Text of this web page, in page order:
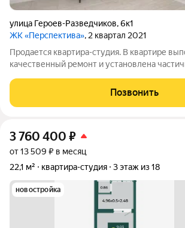
улица Героев-Разведчиков,6к1
ЖК «Перспектива», 2 квартал 2021
Продается квартира-студия. В квартире
качественный ремонт и установлена
сдачи в аренду. Очень популярная локация в
Галицкого один из лучших парков
Позвонить
3 760 400 ₽
от 13 509 ₽ в месяц
22,1 м²
квартира-студия 3 этаж из 18
новостройка